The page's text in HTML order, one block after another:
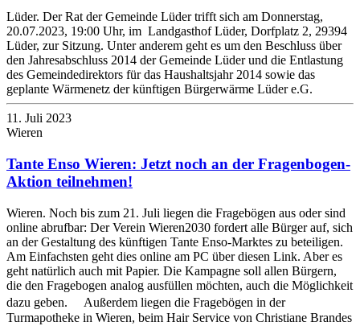
Lüder. Der Rat der Gemeinde Lüder trifft sich am Donnerstag,
20.07.2023, 19:00 Uhr, im Landgasthof Lüder, Dorfplatz 2, 29394
Lüder, zur Sitzung. Unter anderem geht es um den Beschluss über
den Jahresabschluss 2014 der Gemeinde Lüder und die Entlastung
des Gemeindedirektors für das Haushaltsjahr 2014 sowie das
geplante Wärmenetz der künftigen Bürgerwärme Lüder e.G.
11. Juli 2023
Wieren
Tante Enso Wieren: Jetzt noch an der Fragenbogen-
Aktion teilnehmen!
Wieren. Noch bis zum 21. Juli liegen die Fragebögen aus oder sind
online abrufbar: Der Verein Wieren2030 fordert alle Bürger auf, sich
an der Gestaltung des künftigen Tante Enso-Marktes zu beteiligen.
Am Einfachsten geht dies online am PC über diesen Link. Aber es
geht natürlich auch mit Papier. Die Kampagne soll allen Bürgern,
die den Fragebogen analog ausfüllen möchten, auch die Möglichkeit
dazu geben. Außerdem liegen die Fragebögen in der
Turmapotheke in Wieren, beim Hair Service von Christiane Brandes